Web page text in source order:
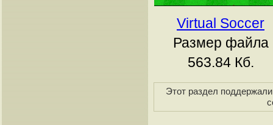
Virtual Soccer
Размер файла
563.84 Кб.
Этот раздел